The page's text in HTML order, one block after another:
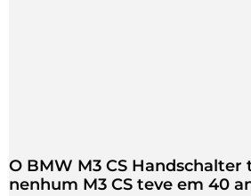
O BMW M3 CS
nenhum M3 CS teve em 40